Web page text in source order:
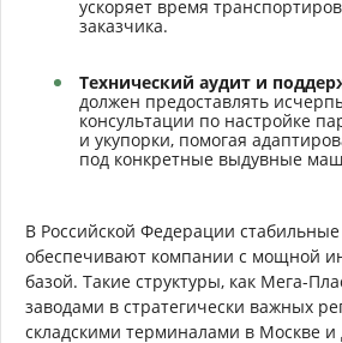
ускоряет время
заказчика.
Технический аудит и
должен предоставлять
консультации по настройке
и укупорки, помогая
под конкретные выдувные
В Российской Федерации
обеспечивают компании с мощной
базой. Такие структуры, как Мега-
заводами в стратегически важных
складскими терминалами в Москве и